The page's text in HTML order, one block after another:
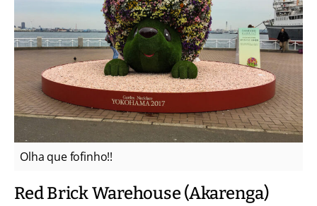
Olha que fofinho!!
Red Brick Warehouse (Akarenga)